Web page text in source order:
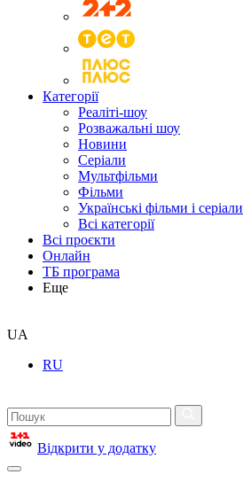
Категорії
Реаліті-шоу
Розважальні шоу
Новини
Серіали
Мультфільми
Фільми
Українські фільми і серіали
Всі категорії
Всі проєкти
Онлайн
ТБ програма
Еще
UA
RU
Відкрити у додатку